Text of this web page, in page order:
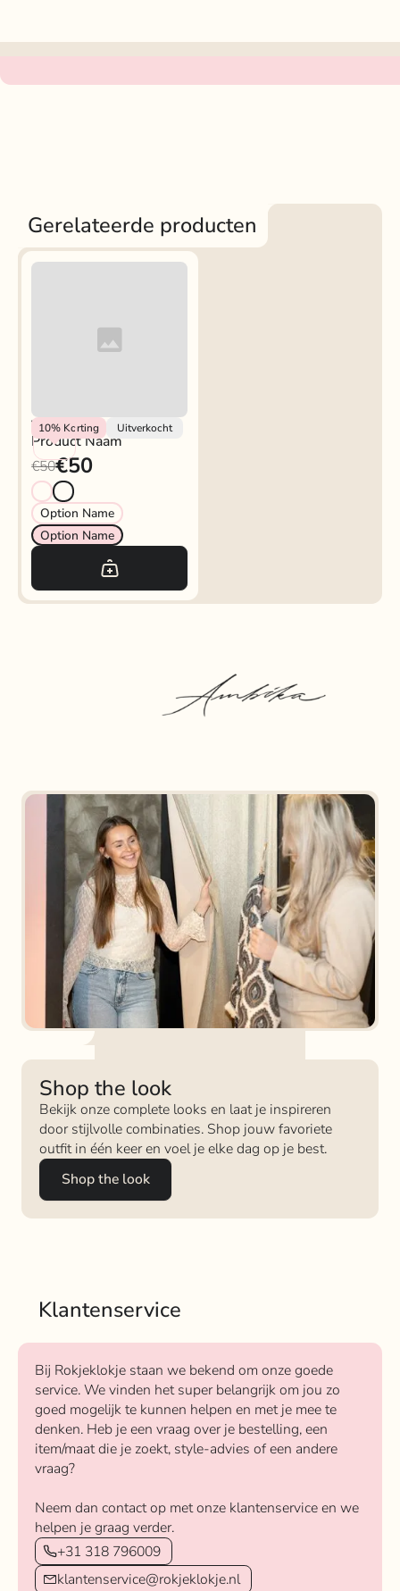
Gerelateerde producten
10% Korting Uitverkocht
Vendor
Product Naam
€50€50
Option Name
Option Name
Shop the look
Bekijk onze complete looks en laat je inspireren
door stijlvolle combinaties. Shop jouw favoriete
outfit in één keer en voel je elke dag op je best.
Shop the look
Klantenservice
Bij Rokjeklokje staan we bekend om onze goede
service. We vinden het super belangrijk om jou zo
goed mogelijk te kunnen helpen en met je mee te
denken. Heb je een vraag over je bestelling, een
item/maat die je zoekt, style-advies of een andere
vraag?
Neem dan contact op met onze klantenservice en we
helpen je graag verder.
+31 318 796009
klantenservice@rokjeklokje.nl